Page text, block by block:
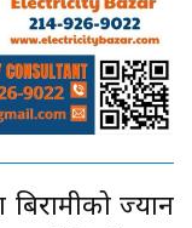
बिरामीको ज्यान